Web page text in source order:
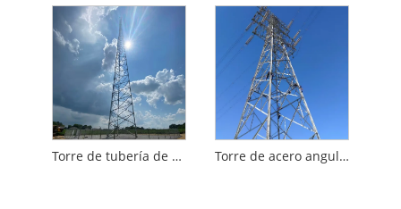
Torre de tubería de acero galvanizado Torre de acero angular de 4 patas